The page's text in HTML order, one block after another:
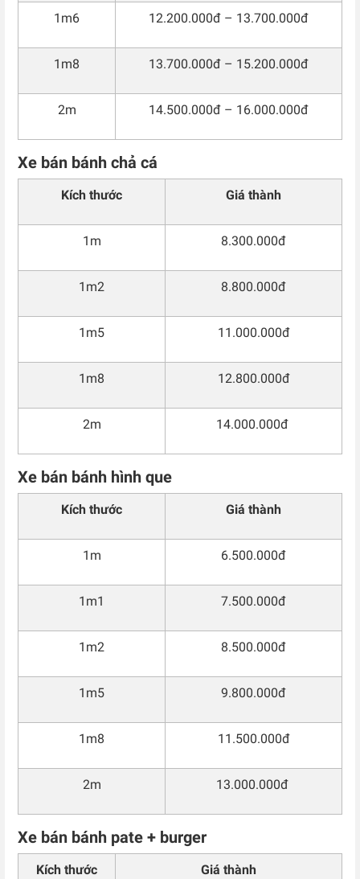
1m6 12.200.000đ – 13.700.000đ
1m8 13.700.000đ – 15.200.000đ
2m 14.500.000đ – 16.000.000đ
Xe bán bánh chả cá
Kích thước Giá thành
1m 8.300.000đ
1m2 8.800.000đ
1m5 11.000.000đ
1m8 12.800.000đ
2m 14.000.000đ
Xe bán bánh hình que
Kích thước Giá thành
1m 6.500.000đ
1m1 7.500.000đ
1m2 8.500.000đ
1m5 9.800.000đ
1m8 11.500.000đ
2m 13.000.000đ
Xe bán bánh pate + burger
Kích thước Giá thành